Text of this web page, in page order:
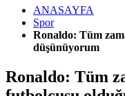
ANASAYFA
Spor
Ronaldo: Tüm
düşünüyorum
Ronaldo: Tüm